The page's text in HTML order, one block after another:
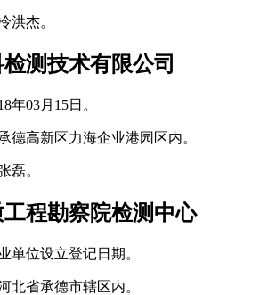
洪杰。
测技术有限公司
年03月15日。
德高新区力海企业港园区内。
磊。
工程勘察院检测中心
单位设立登记日期。
北省承德市辖区内。